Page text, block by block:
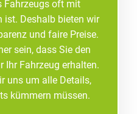
Fahrzeugs oft mit
ist. Deshalb bieten wir
und faire Preise.
sein, dass Sie den
Ihr Fahrzeug erhalten.
uns um alle Details,
kümmern müssen.